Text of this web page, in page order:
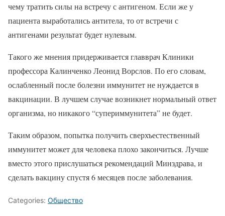
чему тратить силы на встречу с антигеном. Если же у
пациента выработались антитела, то от встречи с
антигенами результат будет нулевым.
Такого же мнения придерживается главврач Клиники
профессора Калинченко Леонид Ворслов. По его словам,
ослабленный после болезни иммунитет не нуждается в
вакцинации. В лучшем случае возникнет нормальный ответ
организма, но никакого “супериммунитета” не будет.
Таким образом, попытка получить сверхъестественный
иммунитет может для человека плохо закончиться. Лучше
вместо этого прислушаться рекомендаций Минздрава, и
сделать вакцину спустя 6 месяцев после заболевания.
Categories: Общество